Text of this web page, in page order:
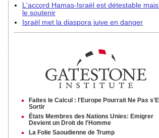
L'accord Hamas-Israël est détestable
le soutenir
Israël met la diaspora juive en danger
Faites le Calcul : l'Europe Pourrait Ne Pas
Sortir
États Membres des Nations Unies: Emigrer
Devient un Droit de l'Homme
La Folie Saoudienne de Trump